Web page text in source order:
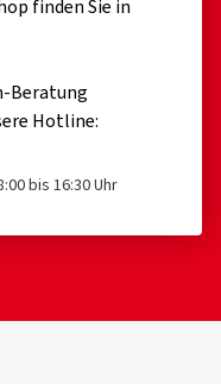
finden Sie in
Beratung
Hotline:
bis 16:30 Uhr